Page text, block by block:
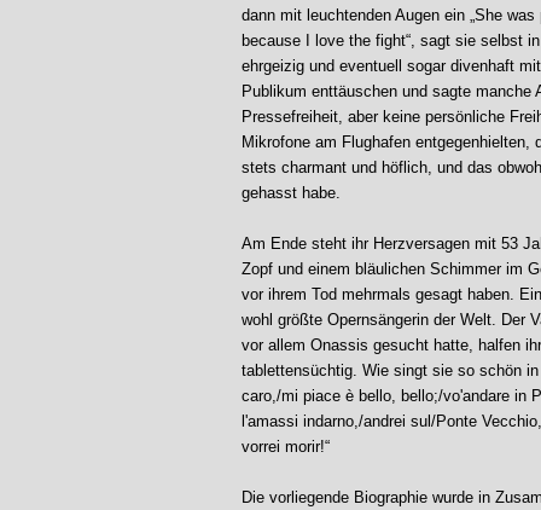
dann mit leuchtenden Augen ein „She
because I love the fight“, sagt sie selbst
ehrgeizig und eventuell sogar divenhaft
Publikum enttäuschen und sagte
Pressefreiheit, aber keine persönliche
Mikrofone am Flughafen
stets charmant und höflich, und das
gehasst habe.
Am Ende steht ihr Herzversagen mit 53
Zopf und einem bläulichen Schimmer im
vor ihrem Tod mehrmals gesagt haben.
wohl größte Opernsängerin der Welt. Der
vor allem Onassis gesucht hatte, halfen
tablettensüchtig. Wie singt sie so schön
caro,/mi piace è bello, bello;/vo'andare in
l'amassi indarno,/andrei sul/Ponte
vorrei morir!“
Die vorliegende Biographie wurde in